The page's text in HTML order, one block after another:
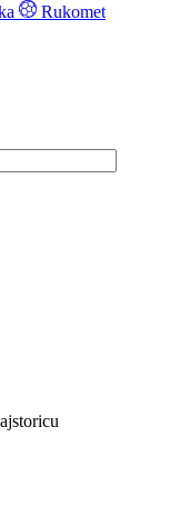
Rukomet